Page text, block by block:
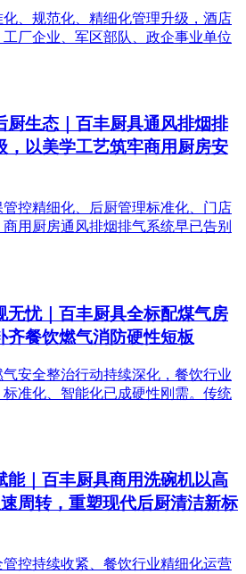
、规范化、精细化管理升级，酒店
厂企业、军区部队、政企事业单位
厨生态｜百丰厨具通风排烟排
，以美学工艺筑牢商用厨房安
控精细化、后厨管理标准化、门店
用厨房通风排烟排气系统早已告别
无忧｜百丰厨具全标配煤气房
齐餐饮燃气消防硬性短板
安全整治行动持续深化，餐饮行业
准化、智能化已成硬性刚需。传统
能｜百丰厨具商用洗碗机以高
周转，重塑现代后厨清洁新标
控持续收紧、餐饮行业精细化运营